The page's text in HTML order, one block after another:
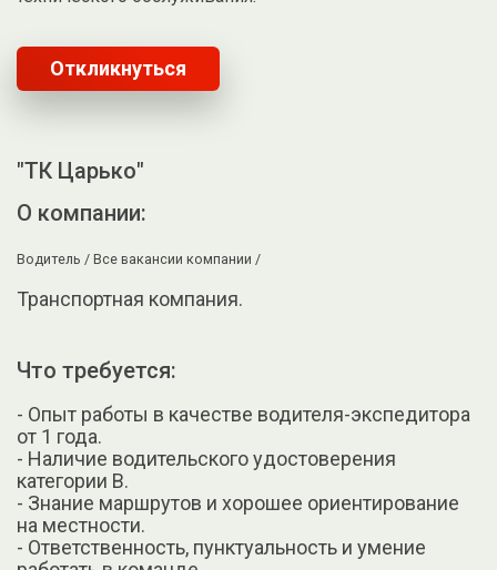
Откликнуться
"ТК Царько"
О компании:
Водитель / Все вакансии компании /
Транспортная компания.
Что требуется:
- Опыт работы в качестве водителя-экспедитора
от 1 года.
- Наличие водительского удостоверения
категории B.
- Знание маршрутов и хорошее ориентирование
на местности.
- Ответственность, пунктуальность и умение